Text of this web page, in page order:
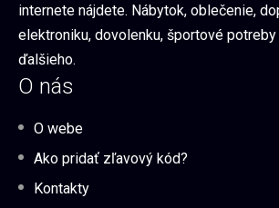
internete nájdete. Nábytok, oblečenie,
elektroniku, dovolenku, športové potreby
ďalšieho.
O nás
O webe
Ako pridať zľavový kód?
Kontakty